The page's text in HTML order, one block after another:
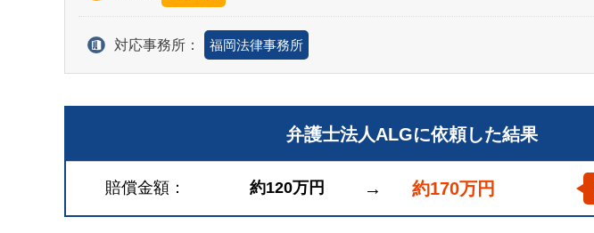
対応事務所： 福岡法律事務所
弁護士法人ALGに依頼した結果
賠償金額 約120万円 → 約170万円